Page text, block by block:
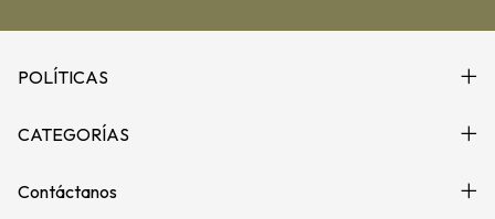
POLÍTICAS
CATEGORÍAS
Contáctanos